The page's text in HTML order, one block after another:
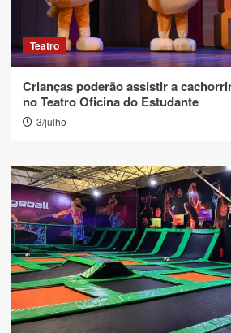
Teatro
Crianças poderão assistir a
no Teatro Oficina do Estudante
3/julho